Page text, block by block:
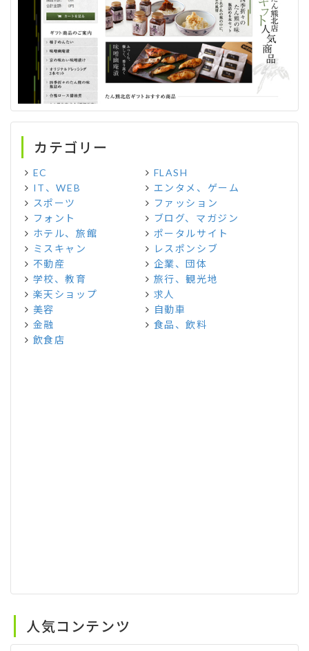
カテゴリー
EC
FLASH
IT、WEB
エンタメ、ゲーム
スポーツ
ファッション
フォント
ブログ、マガジン
ホテル、旅館
ポータルサイト
ミスキャン
レスポンシブ
不動産
企業、団体
学校、教育
旅行、観光地
楽天ショップ
求人
美容
自動車
金融
食品、飲料
飲食店
人気コンテンツ